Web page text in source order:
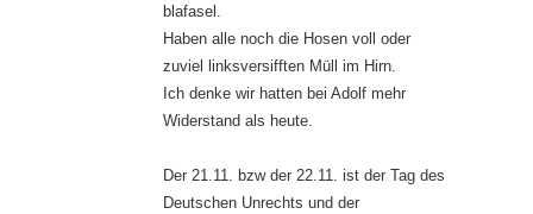
blafasel.
Haben alle noch die Hosen voll oder
zuviel linksversifften Müll im Hirn.
Ich denke wir hatten bei Adolf mehr
Widerstand als heute.
Der 21.11. bzw der 22.11. ist der Tag des
Deutschen Unrechts und der